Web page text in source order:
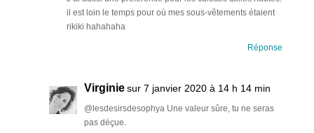
il est loin le temps pour où mes sous-vêtements étaient
rikiki hahahaha
Réponse
Virginie sur 7 janvier 2020 à 14 h 14 min
@lesdesirsdesophya Une valeur sûre, tu ne seras
pas déçue.